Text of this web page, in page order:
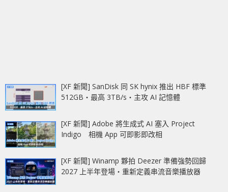
[XF 新聞] SanDisk 同 SK hynix 推出 HBF 標準
512GB‧最高 3TB/s‧主攻 AI 記憶體
[XF 新聞] Adobe 將生成式 AI 塞入 Project
Indigo 相機 App 可即影即改相
[XF 新聞] Winamp 夥拍 Deezer 準備強勢回歸
2027 上半年登場‧重新定義串流音樂播放器